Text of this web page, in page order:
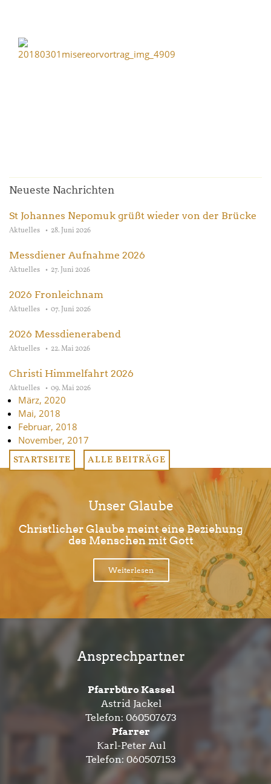
Neueste Nachrichten
St Johannes Nepomuk grüßt wieder von der Brücke
Aktuelles 28. Juni 2026
Messdiener Aufnahme 2026
Aktuelles 27. Juni 2026
2026 Fronleichnam
Aktuelles 07. Juni 2026
2026 Messdienerabend
Aktuelles 22. Mai 2026
Christi Himmelfahrt 2026
Aktuelles 09. Mai 2026
März, 2020
Mai, 2018
Februar, 2018
November, 2017
STARTSEITE ALLE BEITRÄGE
Unser Glaube
Christlicher Glaube meint eine Beziehung
des Menschen mit Gott
Weiterlesen
Ansprechpartner
Pfarrbüro Kassel
Astrid Jackel
Telefon: 060507673
Pfarrer
Karl-Peter Aul
Telefon: 060507153